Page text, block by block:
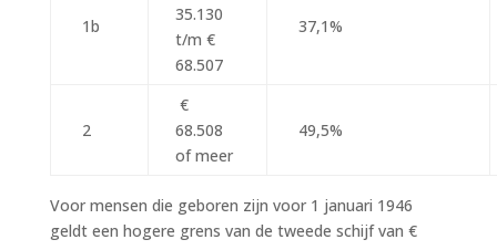
1b
35.130
t/m €
68.507
37,1%
2
€
68.508
of meer
49,5%
Voor mensen die geboren zijn voor 1 januari 1946
geldt een hogere grens van de tweede schijf van €